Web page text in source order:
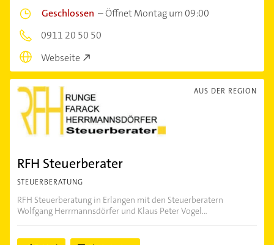
Geschlossen –Öffnet Montag um 09:00
0911 20 50 50
Webseite
AUS DER REGION
RFH Steuerberater
STEUERBERATUNG
RFH Steuerberatung in Erlangen mit den Steuerberatern
Wolfgang Herrmannsdörfer und Klaus Peter Vogel...